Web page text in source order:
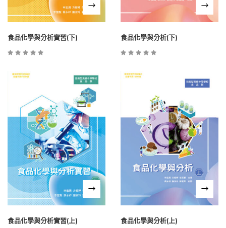
食品化學與分析實習(下) 食品化學與分析(下)
食品化學與分析實習(上) 食品化學與分析(上)